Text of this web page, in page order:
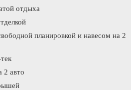
отдыха
планировкой и навесом на 2
2 авто